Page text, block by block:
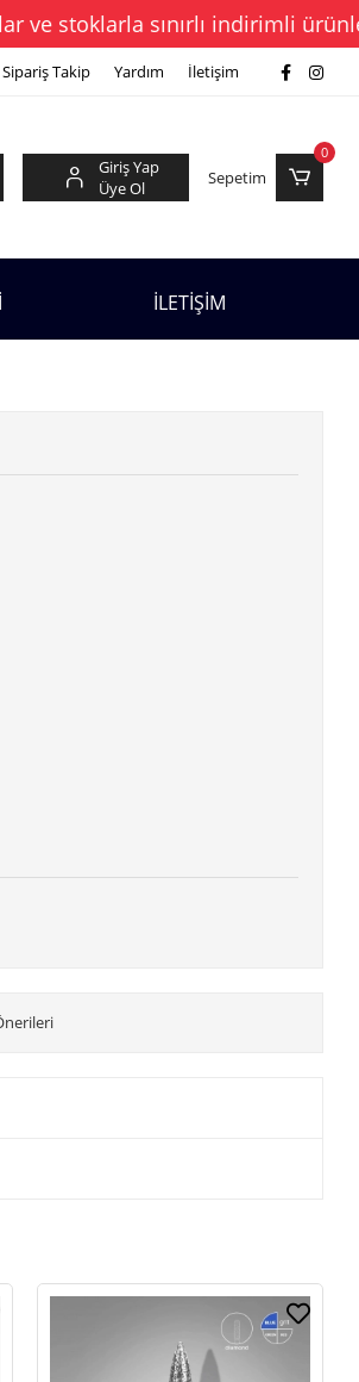
stoklarla sınırlı indirimli ürünleri
Sipariş Takip Yardım İletişim
Giriş Yap
Üye Ol
Sepetim
0
İLETİŞİM